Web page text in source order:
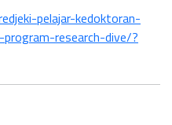
pelajar-kedoktoran-
research-dive/?